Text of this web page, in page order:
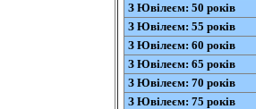
З Ювілеєм: 50 років
З Ювілеєм: 55 років
З Ювілеєм: 60 років
З Ювілеєм: 65 років
З Ювілеєм: 70 років
З Ювілеєм: 75 років